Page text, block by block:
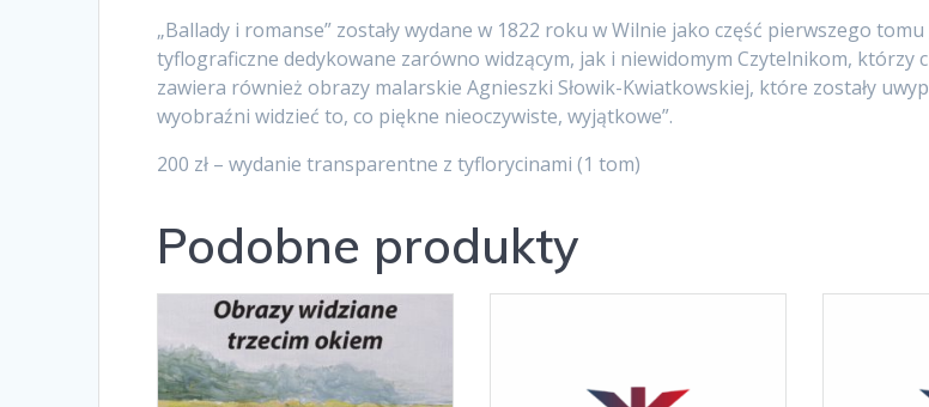
„Ballady i romanse” zostały wydane w 1822 roku w Wilnie jako część pierwszego
tyflograficzne dedykowane zarówno widzącym, jak i niewidomym Czytelnikom, którzy
zawiera również obrazy malarskie Agnieszki Słowik-Kwiatkowskiej, które zostały
wyobraźni widzieć to, co piękne nieoczywiste, wyjątkowe”.
200 zł – wydanie transparentne z tyflorycinami (1 tom)
Podobne produkty